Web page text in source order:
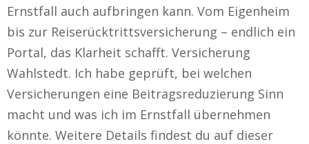
Ernstfall auch aufbringen kann. Vom Eigenheim
bis zur Reiserücktrittsversicherung – endlich ein
Portal, das Klarheit schafft. Versicherung
Wahlstedt. Ich habe geprüft, bei welchen
Versicherungen eine Beitragsreduzierung Sinn
macht und was ich im Ernstfall übernehmen
könnte. Weitere Details findest du auf dieser